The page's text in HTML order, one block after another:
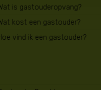
is gastouderopvang?
kost een gastouder?
vind ik een gastouder?